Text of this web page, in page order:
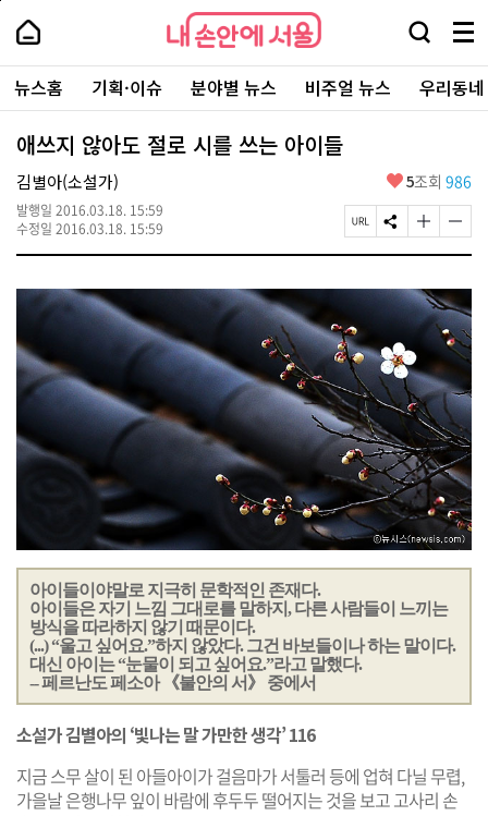
본
로
가
내
손
안
에
서
울
-
서
울
시
대
표
소
포
털
내
손
에
울
검
창
열
기
메
뉴
전
체
보
주
요
서
뉴스홈 기획·이슈 분야별 뉴스 비주얼 뉴스 우리동
애쓰지 않아도 절로 시를 쓰는 아이들
김별아(소설가)
발행일 2016.03.18. 15:59
수정일 2016.03.18. 15:59
좋
요
5조회 986
페
이
U
R
L
복
사
S
N
공
유
하
기
글
자
기
크
게
변
경
하
기
글
자
기
작
게
변
경
하
기
아이들이야말로 지극히 문학적인 존재다.
아이들은 자기 느낌 그대로를 말하지, 다른 사람들이 느끼는
방식을 따라하지 않기 때문이다.
(...) “울고 싶어요.”하지 않았다. 그건 바보들이나 하는 말이다.
대신 아이는 “눈물이 되고 싶어요.”라고 말했다.
-- 페르난도 페소아 《불안의 서》 중에서
소설가 김별아의 ‘빛나는 말 가만한 생각’ 116
지금 스무 살이 된 아들아이가 걸음마가 서툴러 등에 업혀 다닐 무렵,
가을날 은행나무 잎이 바람에 후두두 떨어지는 것을 보고 고사리 손
페
상
단
로